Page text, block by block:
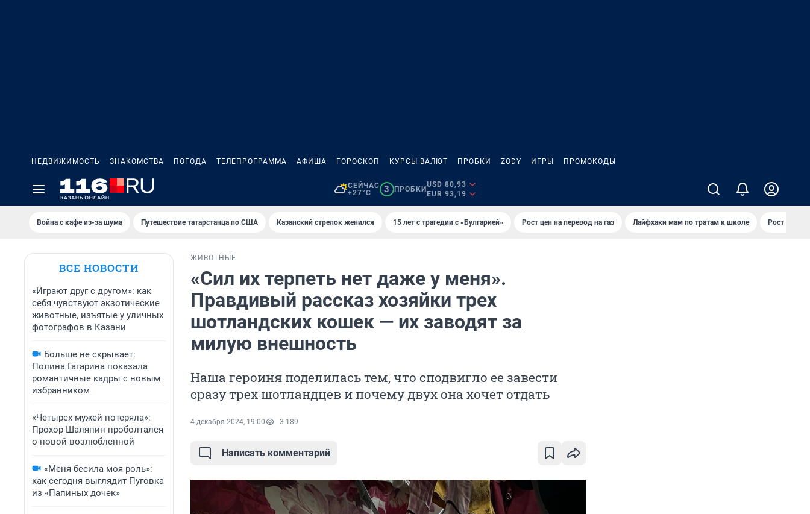
НЕДВИЖИМОСТЬ ЗНАКОМСТВА ПОГОДА ТЕЛЕПРОГРАММА АФИША ГОРОСКОП КУРСЫ ВАЛЮТ ПРОБКИ ZODY ИГРЫ ПРОМОКОДЫ
СЕЙЧАС
+27°C
3 ПРОБКИ
USD 80,93
EUR 93,19
Война с кафе из-за шума Путешествие татарстанца по США Казанский стрелок женился 15 лет с трагедии с «Булгарией» Рост цен на перевод на газ Лайфхаки мам по тратам к школе Рост цен на
ВСЕ НОВОСТИ
«Играют друг с другом»: как
себя чувствуют экзотические
животные, изъятые у уличных
фотографов в Казани
Больше не скрывает:
Полина Гагарина показала
романтичные кадры с новым
избранником
«Четырех мужей потеряла»:
Прохор Шаляпин проболтался
о новой возлюбленной
«Меня бесила моя роль»:
как сегодня выглядит Пуговка
из «Папиных дочек»
ЖИВОТНЫЕ
«Сил их терпеть нет даже у меня».
Правдивый рассказ хозяйки трех
шотландских кошек — их заводят за
милую внешность
Наша героиня поделилась тем, что сподвигло ее завести
сразу трех шотландцев и почему двух она хочет отдать
4 декабря 2024, 19:00 3 189
Написать комментарий